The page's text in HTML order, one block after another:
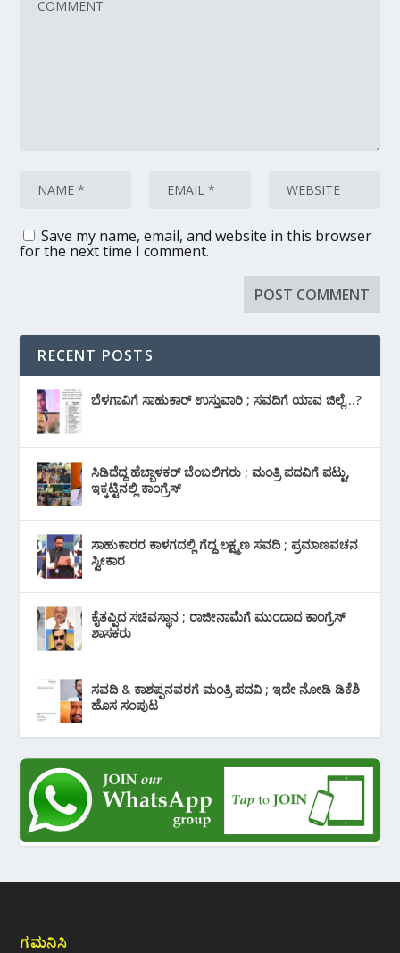
Save my name, email, and website in this browser
for the next time I comment.
RECENT POSTS
ಬೆಳಗಾವಿಗೆ ಸಾಹುಕಾರ್ ಉಸ್ತುವಾರಿ ; ಸವದಿಗೆ ಯಾವ ಜಿಲ್ಲೆ…?
ಸಿಡಿದೆದ್ದ ಹೆಬ್ಬಾಳಕರ್ ಬೆಂಬಲಿಗರು ; ಮಂತ್ರಿ ಪದವಿಗೆ ‌ಪಟ್ಟು,
ಇಕ್ಕಟ್ಟಿನಲ್ಲಿ ಕಾಂಗ್ರೆಸ್
ಸಾಹುಕಾರರ ಕಾಳಗದಲ್ಲಿ ಗೆದ್ದ ಲಕ್ಷ್ಮಣ ಸವದಿ ; ಪ್ರಮಾಣವಚನ
ಸ್ವೀಕಾರ
ಕೈತಪ್ಪಿದ ಸಚಿವಸ್ಥಾನ ; ರಾಜೀನಾಮೆಗೆ ಮುಂದಾದ ಕಾಂಗ್ರೆಸ್
‌ಶಾಸಕರು
ಸವದಿ & ಕಾಶಪ್ಪನವರಗೆ ಮಂತ್ರಿ ಪದವಿ ; ಇದೇ ನೋಡಿ‌ ಡಿಕೆಶಿ
ಹೊಸ ಸಂಪುಟ
ಗಮನಿಸಿ